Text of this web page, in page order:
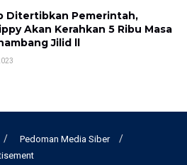
Ditertibkan Pemerintah,
Akan Kerahkan 5 Ribu Masa
Jilid ll
Pedoman Media Siber